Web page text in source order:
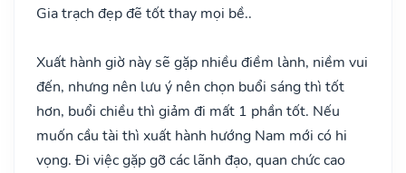
Gia trạch đẹp đẽ tốt thay mọi bề..
Xuất hành giờ này sẽ gặp nhiều điềm lành, niềm vui
đến, nhưng nên lưu ý nên chọn buổi sáng thì tốt
hơn, buổi chiều thì giảm đi mất 1 phần tốt. Nếu
muốn cầu tài thì xuất hành hướng Nam mới có hi
vọng. Đi việc gặp gỡ các lãnh đạo, quan chức cao